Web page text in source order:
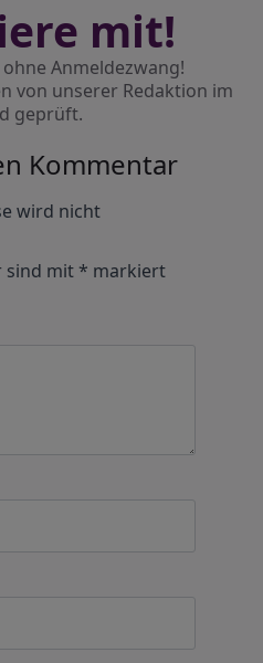
mit!
Anmeldezwang!
von unserer Redaktion im
geprüft.
Kommentar
wird nicht
sind mit* markiert